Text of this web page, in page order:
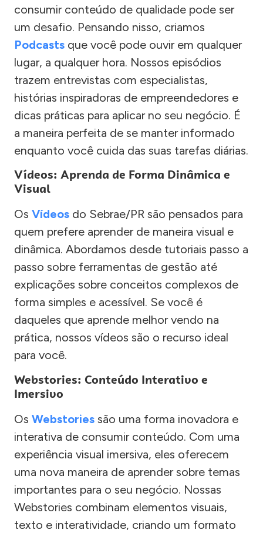
consumir conteúdo de qualidade pode ser
um desafio. Pensando nisso, criamos
Podcasts que você pode ouvir em qualquer
lugar, a qualquer hora. Nossos episódios
trazem entrevistas com especialistas,
histórias inspiradoras de empreendedores e
dicas práticas para aplicar no seu negócio. É
a maneira perfeita de se manter informado
enquanto você cuida das suas tarefas diárias.
Vídeos: Aprenda de Forma Dinâmica e
Visual
Os Vídeos do Sebrae/PR são pensados para
quem prefere aprender de maneira visual e
dinâmica. Abordamos desde tutoriais passo a
passo sobre ferramentas de gestão até
explicações sobre conceitos complexos de
forma simples e acessível. Se você é
daqueles que aprende melhor vendo na
prática, nossos vídeos são o recurso ideal
para você.
Webstories: Conteúdo Interativo e
Imersivo
Os Webstories são uma forma inovadora e
interativa de consumir conteúdo. Com uma
experiência visual imersiva, eles oferecem
uma nova maneira de aprender sobre temas
importantes para o seu negócio. Nossas
Webstories combinam elementos visuais,
texto e interatividade, criando um formato